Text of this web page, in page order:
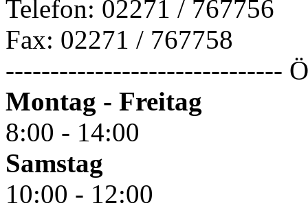
Telefon: 02271 / 767756
Fax: 02271 / 767758
-------------------------------
Montag - Freitag
8:00 - 14:00
Samstag
10:00 - 12:00